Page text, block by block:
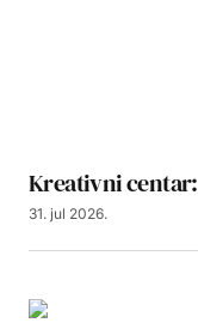
Kreativni centar:
31. jul 2026.